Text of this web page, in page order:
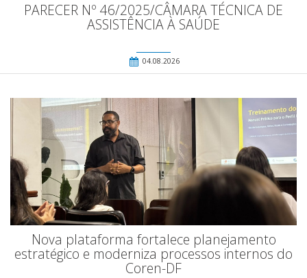
PARECER Nº 46/2025/CÂMARA TÉCNICA DE
ASSISTÊNCIA À SAÚDE
04.08.2026
Nova plataforma fortalece planejamento
estratégico e moderniza processos internos do
Coren-DF